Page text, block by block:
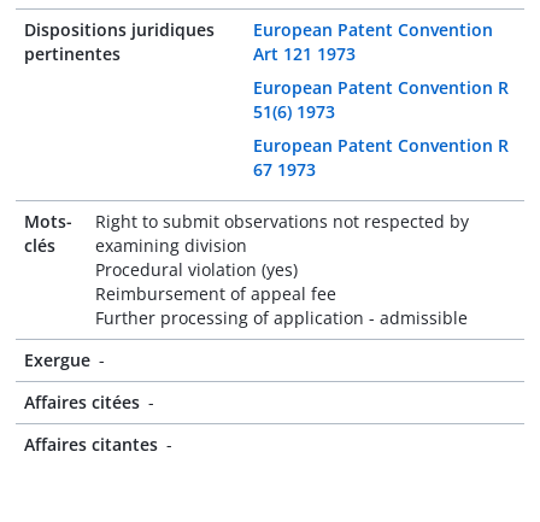
Dispositions juridiques
pertinentes
European Patent Convention
Art 121 1973
European Patent Convention R
51(6) 1973
European Patent Convention R
67 1973
Mots-
clés
Right to submit observations not respected by
examining division
Procedural violation (yes)
Reimbursement of appeal fee
Further processing of application - admissible
Exergue -
Affaires citées -
Affaires citantes -